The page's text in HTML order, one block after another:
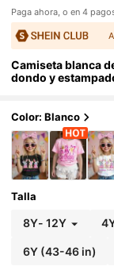
Paga ahora, o en 4
Camiseta blanca
dondo y
Color: Blanco
Talla
8Y- 12Y
6Y(43-46 in)